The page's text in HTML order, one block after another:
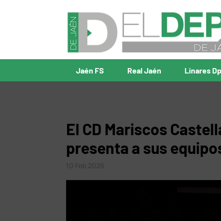
Jaén FS Real Jaén Linares
El CD Mariscos
presenta a sus